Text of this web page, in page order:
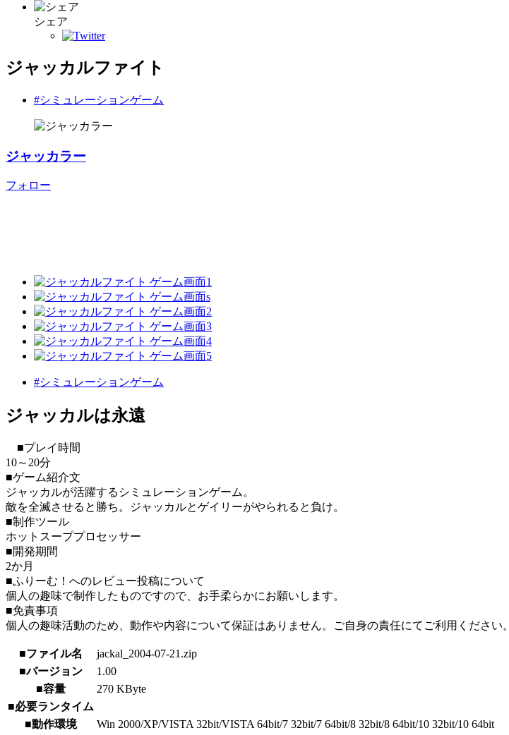
シェア
ジャッカルファイト
#シミュレーションゲーム
ジャッカラー
フォロー
#シミュレーションゲーム
ジャッカルは永遠
■プレイ時間
10～20分
■ゲーム紹介文
ジャッカルが活躍するシミュレーションゲーム。
敵を全滅させると勝ち。ジャッカルとゲイリーがやられると負け。
■制作ツール
ホットスーププロセッサー
■開発期間
2か月
■ふりーむ！へのレビュー投稿について
個人の趣味で制作したものですので、お手柔らかにお願いします。
■免責事項
個人の趣味活動のため、動作や内容について保証はありません。ご自身の責任にてご利用ください。
■ファイル名
jackal_2004-07-21.zip
■バージョン
1.00
■容量
270 KByte
■必要ランタイム
■動作環境
Win 2000/XP/VISTA 32bit/VISTA 64bit/7 32bit/7 64bit/8 32bit/8 64bit/10 32bit/10 64bit